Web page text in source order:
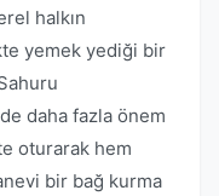
halkın
yemek yediği bir
daha fazla önem
oturarak hem
bir bağ kurma